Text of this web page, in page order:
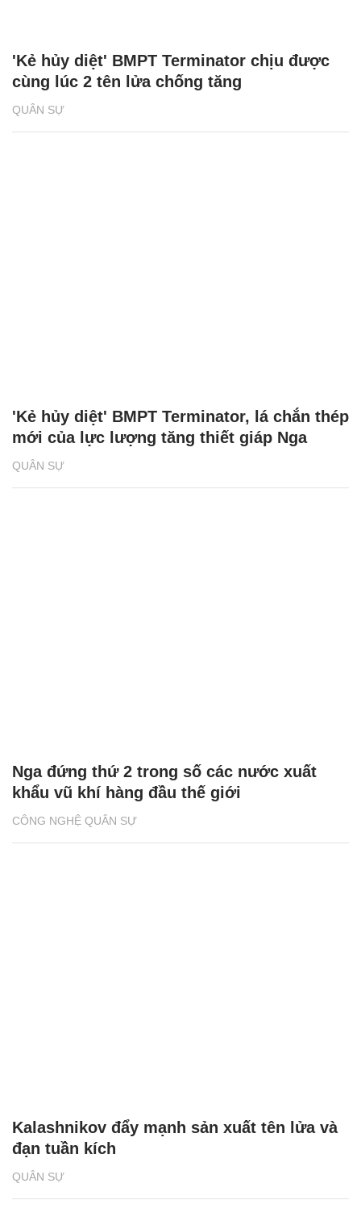
QUÂN SỰ
'Kẻ hủy diệt' BMPT Terminator chịu được
cùng lúc 2 tên lửa chống tăng
QUÂN SỰ
'Kẻ hủy diệt' BMPT Terminator, lá chắn thép
mới của lực lượng tăng thiết giáp Nga
CÔNG NGHỆ QUÂN SỰ
Nga đứng thứ 2 trong số các nước xuất
khẩu vũ khí hàng đầu thế giới
QUÂN SỰ
Kalashnikov đẩy mạnh sản xuất tên lửa và
đạn tuần kích